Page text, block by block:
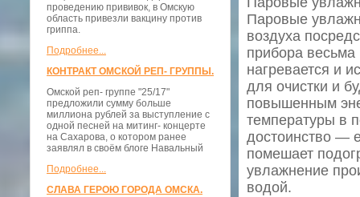
проведению прививок, в Омскую
область привезли вакцину против
гриппа.
Подробнее...
КОНТРАКТ ОМСКОЙ РЕП- ГРУППЫ.
Омской реп- группе "25/17"
предложили сумму больше
миллиона рублей за выступление с
одной песней на митинг- концерте
на Сахарова, о котором ранее
заявлял в своём блоге Навальный
Подробнее...
СЛАВА ГЕРОЮ ГОРОДА ОМСКА.
Паровые
воздуха
прибора весьма
нагревается и
для очистки и
повышенным
температуры в
достоинство —
помешает
увлажнение
водой.